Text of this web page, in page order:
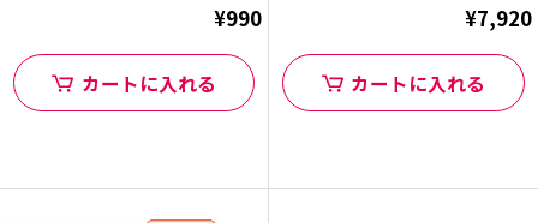
¥990
カートに入れる
¥7,920
カートに入れる